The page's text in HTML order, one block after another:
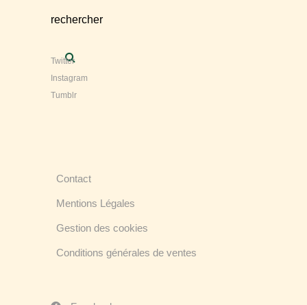
rechercher
Twitter
Instagram
Tumblr
Contact
Mentions Légales
Gestion des cookies
Conditions générales de ventes